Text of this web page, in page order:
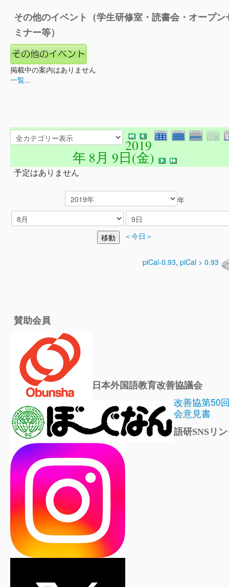
その他のイベント（学生研修室・読書会・オープン
ミナー等）
掲載中の案内はありません
一覧...
2019
年 8月 9日(金)
予定はありません
年
＜今日＞
piCal-0.93, piCal > 0.93
賛助会員
日本外国語教育改善協議会
改善協第50
会意見書
語研SNSリ